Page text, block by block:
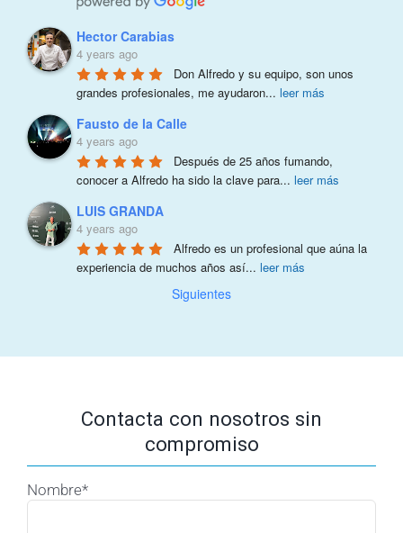
Hector Carabias
4 years ago
Don Alfredo y su equipo, son unos
grandes profesionales, me ayudaron... leer más
Fausto de la Calle
4 years ago
Después de 25 años fumando,
conocer a Alfredo ha sido la clave para... leer más
LUIS GRANDA
4 years ago
Alfredo es un profesional que aúna la
experiencia de muchos años así... leer más
Siguientes
Contacta con nosotros sin
compromiso
Nombre*